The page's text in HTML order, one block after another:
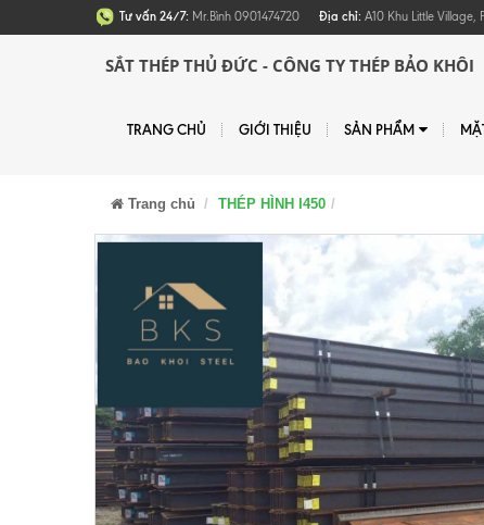
Tư vấn 24/7: Mr.Bình 0901474720 Địa chỉ: A10 Khu Little
SẮT THÉP THỦ ĐỨC - CÔNG TY THÉP BẢO KHÔI
TRANG CHỦ GIỚI THIỆU SẢN PHẨM
Trang chủ THÉP HÌNH I450